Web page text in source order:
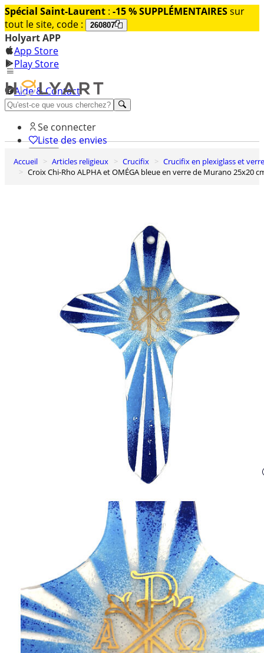
Spécial Saint-Laurent : -15 % SUPPLÉMENTAIRESsur
tout le site, code :
260807
Holyart APP
App Store
Play Store
Aide & Contact
Découvrez Premium
Se connecter
Liste des envies
0
Panier
Accueil Articles religieux Crucifix
Crucifix en plexiglass et verre
Croix Chi-Rho ALPHA et OMÉGA bleue en verre de Murano 25x20